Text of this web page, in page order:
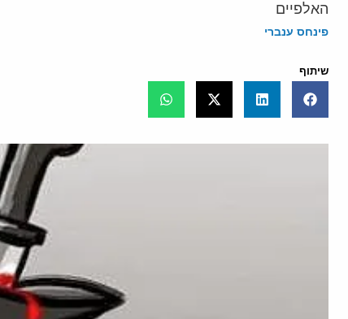
האלפיים
פינחס ענברי
שיתוף